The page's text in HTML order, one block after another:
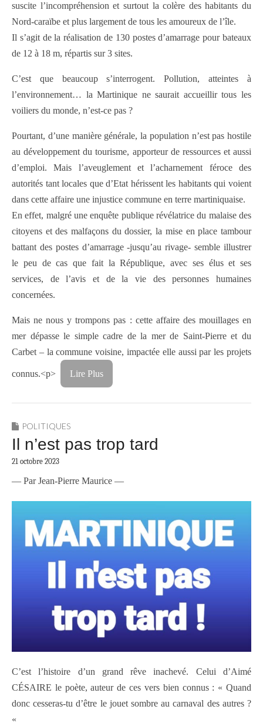
suscite l’incompréhension et surtout la colère des habitants du
Nord-caraïbe et plus largement de tous les amoureux de l’île.
Il s’agit de la réalisation de 130 postes d’amarrage pour bateaux
de 12 à 18 m, répartis sur 3 sites.
C’est que beaucoup s’interrogent. Pollution, atteintes à
l’environnement… la Martinique ne saurait accueillir tous les
voiliers du monde, n’est-ce pas ?
Pourtant, d’une manière générale, la population n’est pas hostile
au développement du tourisme, apporteur de ressources et aussi
d’emploi. Mais l’aveuglement et l’acharnement féroce des
autorités tant locales que d’Etat hérissent les habitants qui voient
dans cette affaire une injustice commune en terre martiniquaise.
En effet, malgré une enquête publique révélatrice du malaise des
citoyens et des malfaçons du dossier, la mise en place tambour
battant des postes d’amarrage -jusqu’au rivage- semble illustrer
le peu de cas que fait la République, avec ses élus et ses
services, de l’avis et de la vie des personnes humaines
concernées.
Mais ne nous y trompons pas : cette affaire des mouillages en
mer dépasse le simple cadre de la mer de Saint-Pierre et du
Carbet – la commune voisine, impactée elle aussi par les projets
connus.<p> Lire Plus
POLITIQUES
Il n’est pas trop tard
21 octobre 2023
— Par Jean-Pierre Maurice —
C’est l’histoire d’un grand rêve inachevé. Celui d’Aimé
CÉSAIRE le poète, auteur de ces vers bien connus : « Quand
donc cesseras-tu d’être le jouet sombreau carnaval des autres ?
«